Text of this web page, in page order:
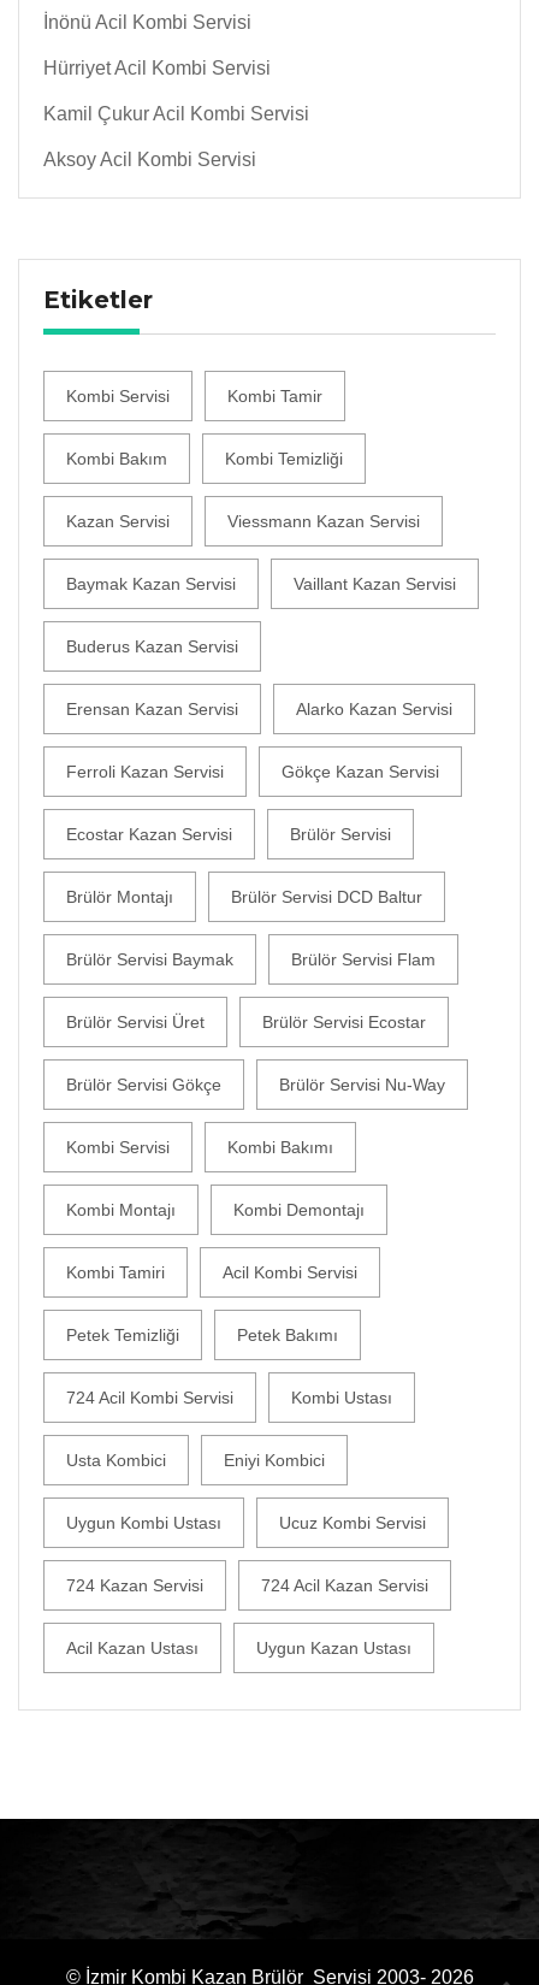
İnönü Acil Kombi Servisi
Hürriyet Acil Kombi Servisi
Kamil Çukur Acil Kombi Servisi
Aksoy Acil Kombi Servisi
Etiketler
Kombi Servisi Kombi Tamir
Kombi Bakım Kombi Temizliği
Kazan Servisi Viessmann Kazan Servisi
Baymak Kazan Servisi Vaillant Kazan Servisi
Buderus Kazan Servisi
Erensan Kazan Servisi Alarko Kazan Servisi
Ferroli Kazan Servisi Gökçe Kazan Servisi
Ecostar Kazan Servisi Brülör Servisi
Brülör Montajı Brülör Servisi DCD Baltur
Brülör Servisi Baymak Brülör Servisi Flam
Brülör Servisi Üret Brülör Servisi Ecostar
Brülör Servisi Gökçe Brülör Servisi Nu-Way
Kombi Servisi Kombi Bakımı
Kombi Montajı Kombi Demontajı
Kombi Tamiri Acil Kombi Servisi
Petek Temizliği Petek Bakımı
724 Acil Kombi Servisi Kombi Ustası
Usta Kombici Eniyi Kombici
Uygun Kombi Ustası Ucuz Kombi Servisi
724 Kazan Servisi 724 Acil Kazan Servisi
Acil Kazan Ustası Uygun Kazan Ustası
© İzmir Kombi Kazan Brülör Servisi 2003- 2026